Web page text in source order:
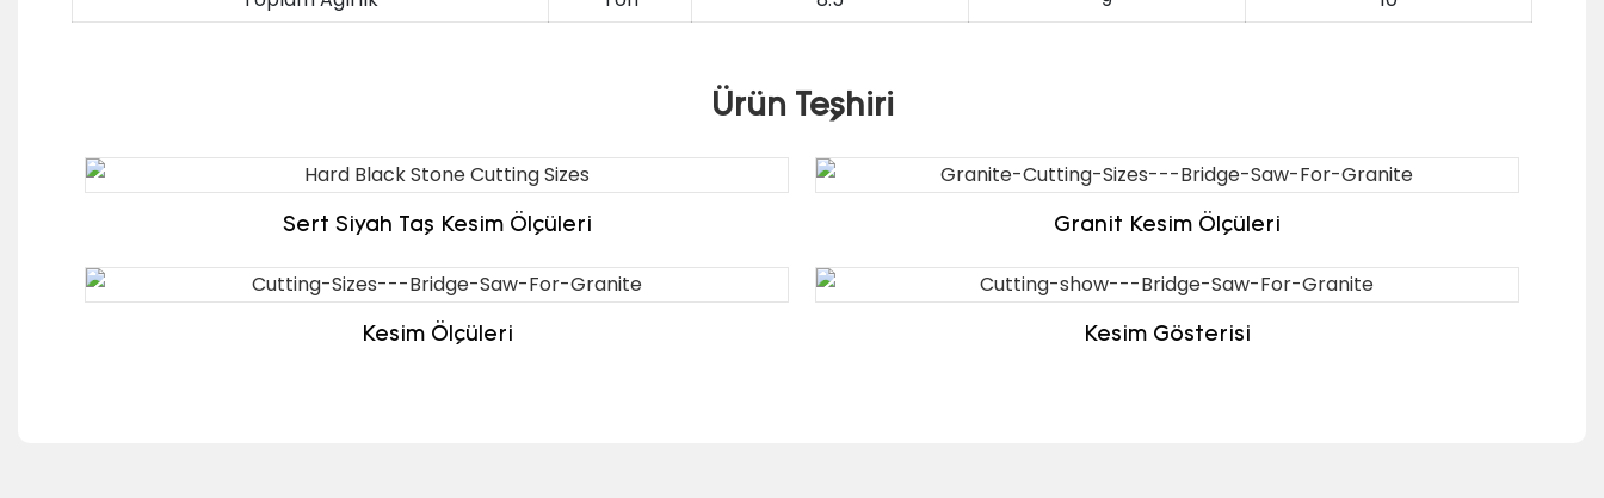
Ürün Teşhiri
Sert Siyah Taş Kesim Ölçüleri Granit Kesim Ölçüleri
Kesim Ölçüleri Kesim Gösterisi